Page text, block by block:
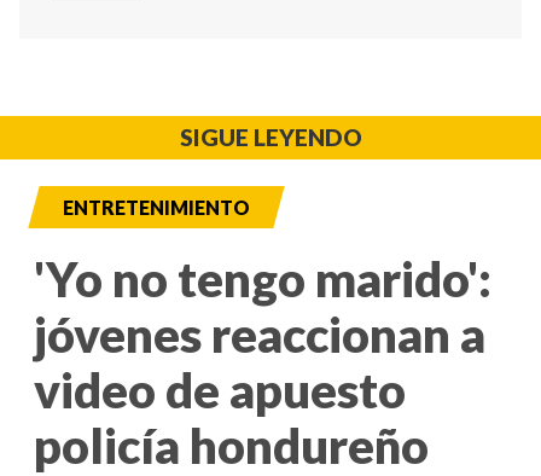
SIGUE LEYENDO
ENTRETENIMIENTO
'Yo no tengo marido':
jóvenes reaccionan a
video de apuesto
policía hondureño